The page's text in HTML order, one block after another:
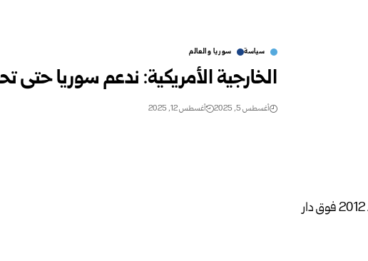
سياسة سوريا والعالم
الخارجية الأمريكية: ندعم سوريا حتى
أغسطس 5, 2025 أغسطس 12, 2025